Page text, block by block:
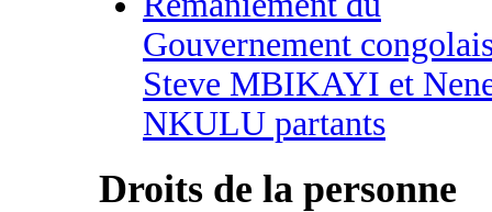
Gouvernement
Steve MBIKAYI et
NKULU partants
Droits de la personne